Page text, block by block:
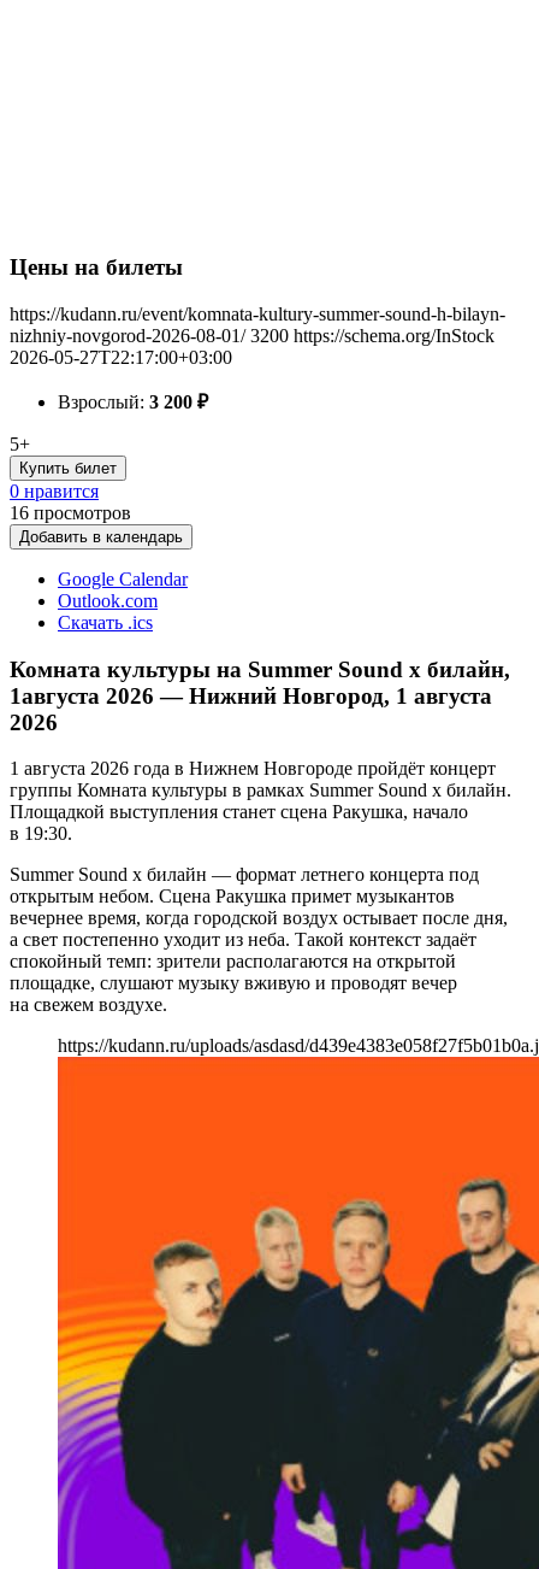
Цены на билеты
https://kudann.ru/event/komnata-kultury-summer-sound-h-bilayn-
nizhniy-novgorod-2026-08-01/ 3200 https://schema.org/InStock
2026-05-27T22:17:00+03:00
Взрослый: 3 200 ₽
5+
Купить билет
0 нравится
16 просмотров
Добавить в календарь
Google Calendar
Outlook.com
Скачать .ics
Комната культуры на Summer Sound х билайн,
1августа 2026 — Нижний Новгород, 1 августа
2026
1 августа 2026 года в Нижнем Новгороде пройдёт концерт
группы Комната культуры в рамках Summer Sound х билайн.
Площадкой выступления станет сцена Ракушка, начало
в 19:30.
Summer Sound х билайн — формат летнего концерта под
открытым небом. Сцена Ракушка примет музыкантов
вечернее время, когда городской воздух остывает после дня,
а свет постепенно уходит из неба. Такой контекст задаёт
спокойный темп: зрители располагаются на открытой
площадке, слушают музыку вживую и проводят вечер
на свежем воздухе.
https://kudann.ru/uploads/asdasd/